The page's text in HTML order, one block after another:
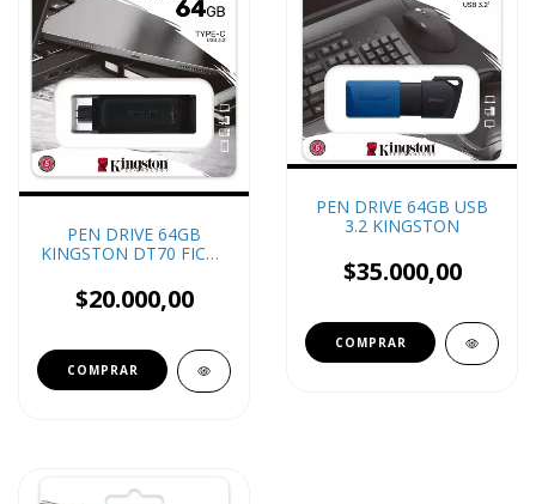
PEN DRIVE 64GB
KINGSTON DT70 FICHA
$20.000,00
PEN DRIVE 64GB USB
3.2 KINGSTON
$35.000,00